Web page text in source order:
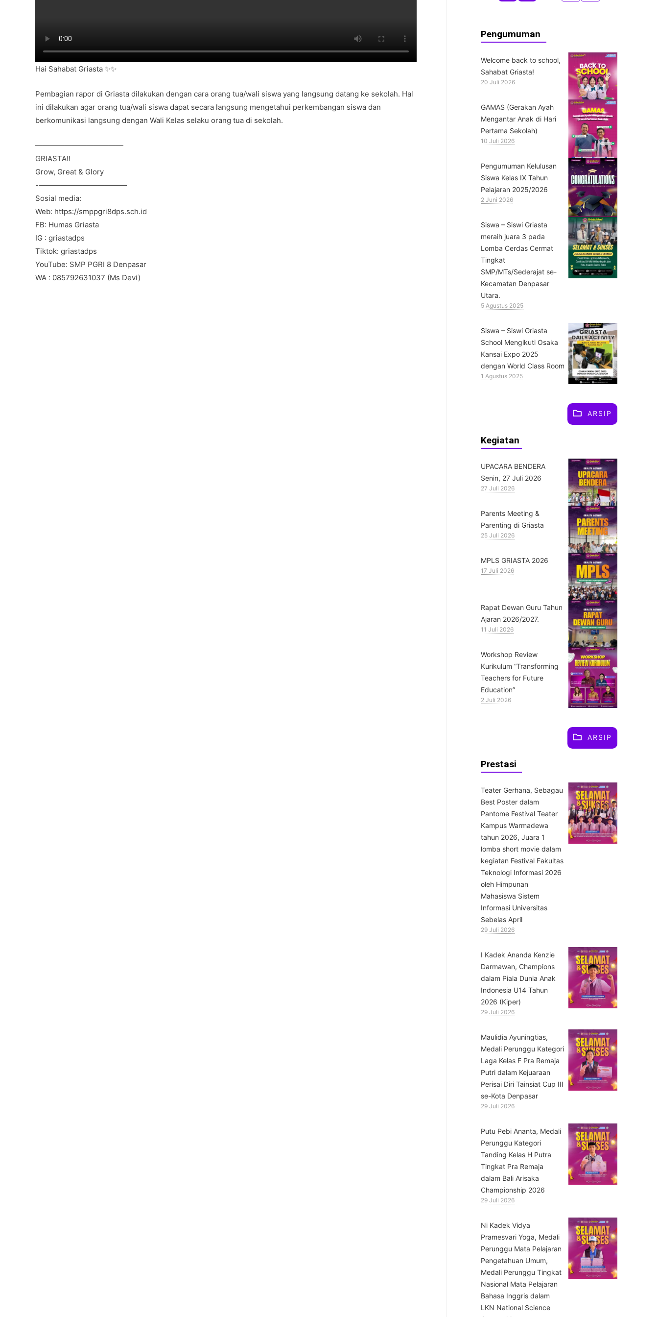
Hai Sahabat Griasta ✨✨
Pembagian rapor di Griasta dilakukan dengan cara orang tua/wali siswa yang langsung datang ke sekolah. Hal
ini dilakukan agar orang tua/wali siswa dapat secara langsung mengetahui perkembangan siswa dan
berkomunikasi langsung dengan Wali Kelas selaku orang tua di sekolah.
————————————
GRIASTA‼️
Grow, Great & Glory
-————————————
Sosial media:
Web: https://smppgri8dps.sch.id
FB: Humas Griasta
IG : griastadps
Tiktok: griastadps
YouTube: SMP PGRI 8 Denpasar
WA : 085792631037 (Ms Devi)
Pengumuman
Welcome back to school,
Sahabat Griasta!
20 Juli 2026
GAMAS (Gerakan Ayah
Mengantar Anak di Hari
Pertama Sekolah)
10 Juli 2026
Pengumuman Kelulusan
Siswa Kelas IX Tahun
Pelajaran 2025/2026
2 Juni 2026
Siswa – Siswi Griasta
meraih juara 3 pada
Lomba Cerdas Cermat
Tingkat
SMP/MTs/Sederajat se-
Kecamatan Denpasar
Utara.
5 Agustus 2025
Siswa – Siswi Griasta
School Mengikuti Osaka
Kansai Expo 2025
dengan World Class Room
1 Agustus 2025
ARSIP
Kegiatan
UPACARA BENDERA
Senin, 27 Juli 2026
27 Juli 2026
Parents Meeting &
Parenting di Griasta
25 Juli 2026
MPLS GRIASTA 2026
17 Juli 2026
Rapat Dewan Guru Tahun
Ajaran 2026/2027.
11 Juli 2026
Workshop Review
Kurikulum “Transforming
Teachers for Future
Education”
2 Juli 2026
ARSIP
Prestasi
Teater Gerhana, Sebagau
Best Poster dalam
Pantome Festival Teater
Kampus Warmadewa
tahun 2026, Juara 1
lomba short movie dalam
kegiatan Festival Fakultas
Teknologi Informasi 2026
oleh Himpunan
Mahasiswa Sistem
Informasi Universitas
Sebelas April
29 Juli 2026
⁠I Kadek Ananda Kenzie
Darmawan, Champions
dalam Piala Dunia Anak
Indonesia U14 Tahun
2026 (Kiper)
29 Juli 2026
⁠Maulidia Ayuningtias,
Medali Perunggu Kategori
Laga Kelas F Pra Remaja
Putri dalam Kejuaraan
Perisai Diri Tainsiat Cup III
se-Kota Denpasar
29 Juli 2026
Putu Pebi Ananta, Medali
Perunggu Kategori
Tanding Kelas H Putra
Tingkat Pra Remaja
dalam Bali Arisaka
Championship 2026
29 Juli 2026
⁠Ni Kadek Vidya
Pramesvari Yoga, Medali
Perunggu Mata Pelajaran
Pengetahuan Umum,
Medali Perunggu Tingkat
Nasional Mata Pelajaran
Bahasa Inggris dalam
LKN National Science